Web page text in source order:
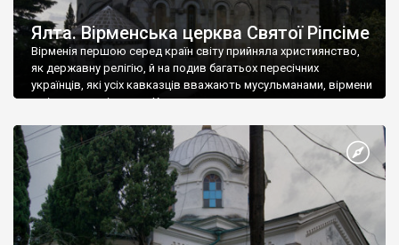
Ялта. Вірменська церква Святої Ріпсіме
Вірменія першою серед країн світу прийняла християнство,
як державну релігію, й на подив багатьох пересічних
українців, які усіх кавказців вважають мусульманами, вірмени
є відданими вірянами Христа